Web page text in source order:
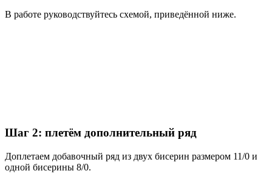
В работе руководствуйтесь схемой, приведённой ниже.
Шаг 2: плетём дополнительный ряд
Доплетаем добавочный ряд из двух бисерин размером 11/0 и
одной бисерины 8/0.